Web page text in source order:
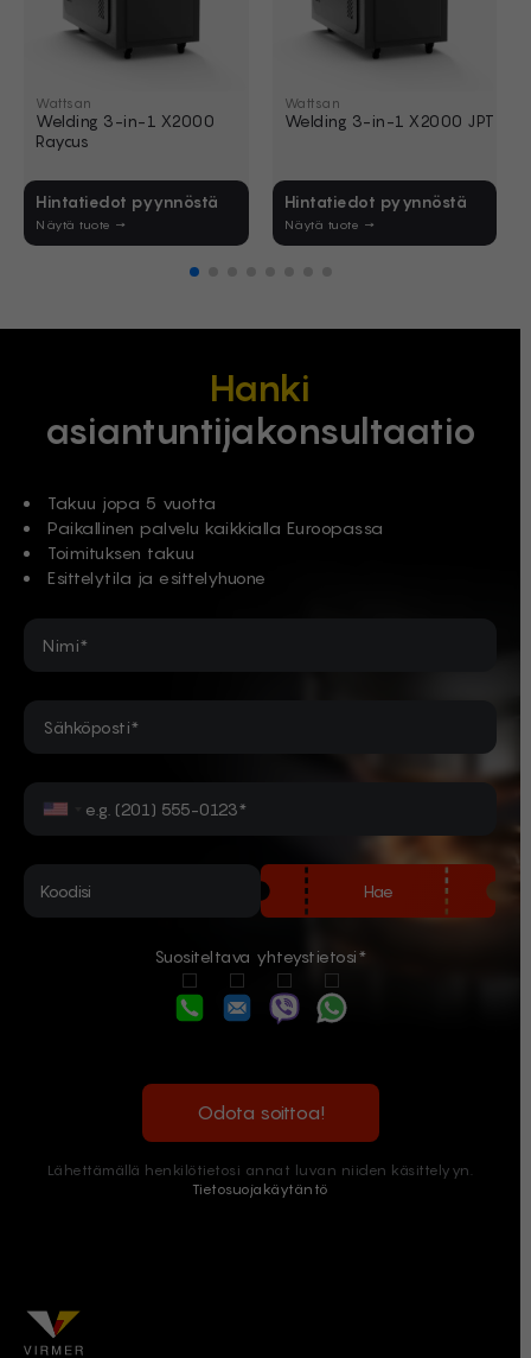
Kädessä pidettävä laserhitsauskone Wattsan Welding 3-in-1
Wattsan
Welding 3-in-1 Х2000
Raycus
Hintatiedot pyynnöstä
Näytä tuote →
Kädessä pidettävä
Wattsan
Welding 3-in-1 Х2000 JPT
Hintatiedot pyynnöstä
Näytä tuote →
Hanki
asiantuntijakonsultaatio
Takuu jopa 5 vuotta
Paikallinen palvelu kaikkialla Euroopassa
Toimituksen takuu
Esittelytila ja esittelyhuone
Nimi*
Sähköposti*
Hae
Suositeltava yhteystietosi*
Odota soittoa!
Lähettämällä henkilötietosi annat luvan niiden käsittelyyn.
Tietosuojakäytäntö